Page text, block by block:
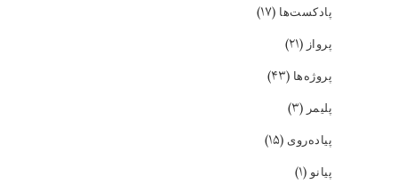
پادکست‌ها (۱۷)
پرواز (۲۱)
پروژه‌ها (۴۳)
پلیمر (۳)
پیاده‌روی (۱۵)
پیانو(۱)